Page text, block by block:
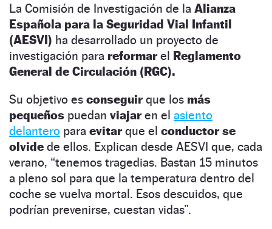
La Comisión de Investigación de la Alianza
Española para la Seguridad Vial Infantil
(AESVI) ha desarrollado un proyecto de
investigación para reformarel Reglamento
General de Circulación (RGC).
Su objetivo es conseguirque los más
pequeños puedan viajaren el asiento
delantero para evitarque el conductor se
olvide de ellos. Explican desde AESVI que, cada
verano, “tenemos tragedias. Bastan 15 minutos
a pleno sol para que la temperatura dentro del
coche se vuelva mortal. Esos descuidos, que
podrían prevenirse, cuestan vidas”.